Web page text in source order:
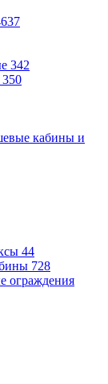
342
350
кабины и
44
728
ограждения